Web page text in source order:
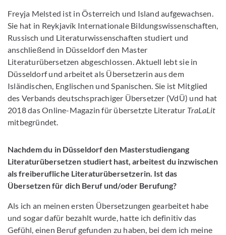
Freyja Melsted ist in Österreich und Island aufgewachsen.
Sie hat in Reykjavík Internationale Bildungswissenschaften,
Russisch und Literaturwissenschaften studiert und
anschließend in Düsseldorf den Master
Literaturübersetzen abgeschlossen. Aktuell lebt sie in
Düsseldorf und arbeitet als Übersetzerin aus dem
Isländischen, Englischen und Spanischen. Sie ist Mitglied
des Verbands deutschsprachiger Übersetzer (VdÜ) und hat
2018 das Online-Magazin für übersetzte Literatur TraLaLit
mitbegründet.
Nachdem du in Düsseldorf den Masterstudiengang
Literaturübersetzen studiert hast, arbeitest du inzwischen
als freiberufliche Literaturübersetzerin. Ist das
Übersetzen für dich Beruf und/oder Berufung?
Als ich an meinen ersten Übersetzungen gearbeitet habe
und sogar dafür bezahlt wurde, hatte ich definitiv das
Gefühl, einen Beruf gefunden zu haben, bei dem ich meine